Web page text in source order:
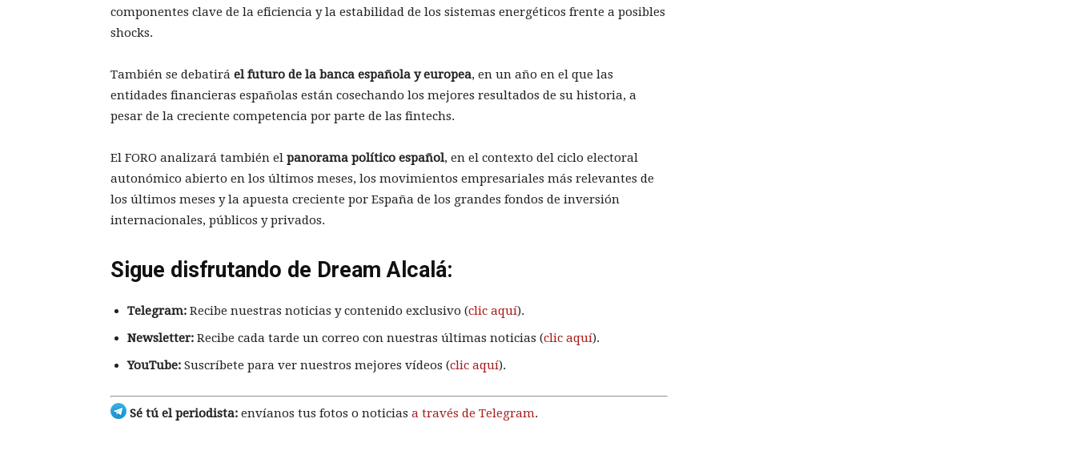
componentes clave de la eficiencia y la estabilidad de los sistemas energéticos frente a posibles
shocks.
También se debatirá el futuro de la banca española y europea, en un año en el que las
entidades financieras españolas están cosechando los mejores resultados de su historia, a
pesar de la creciente competencia por parte de las fintechs.
El FORO analizará también el panorama político español, en el contexto del ciclo electoral
autonómico abierto en los últimos meses, los movimientos empresariales más relevantes de
los últimos meses y la apuesta creciente por España de los grandes fondos de inversión
internacionales, públicos y privados.
Sigue disfrutando de Dream Alcalá:
Telegram: Recibe nuestras noticias y contenido exclusivo (clic aquí).
Newsletter: Recibe cada tarde un correo con nuestras últimas noticias (clic aquí).
YouTube: Suscríbete para ver nuestros mejores vídeos (clic aquí).
Sé tú el periodista: envíanos tus fotos o noticias a través de Telegram.